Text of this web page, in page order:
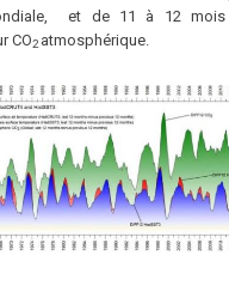
et de 11 à 12
CO2atmosphérique.